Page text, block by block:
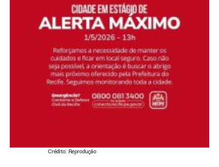
Crédito: Reprodução